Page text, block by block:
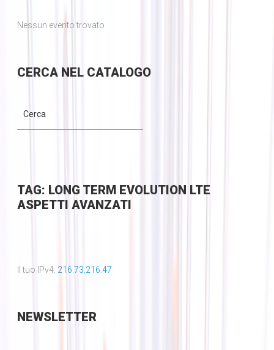
Nessun evento trovato
CERCANEL CATALOGO
TAG: LONG TERM EVOLUTION LTE
ASPETTI AVANZATI
Il tuo IPv4: 216.73.216.47
NEWSLETTER